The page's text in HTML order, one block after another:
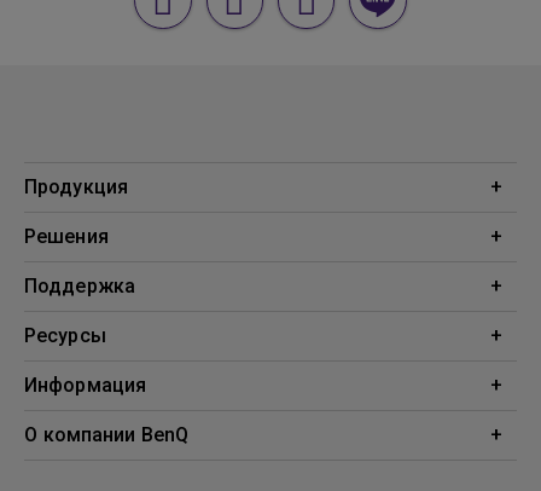
Продукция
Проекторы
Решения
Образование
Поддержка
Поддержка
Ресурсы
Проекционный калькулятор
Информация
BenQ AQCOLOR
О компании BenQ